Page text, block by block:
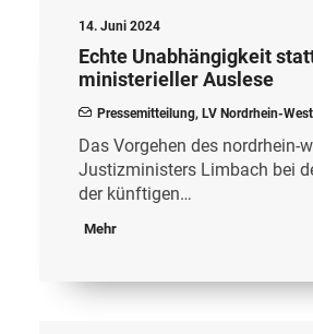
14. Juni 2024
Echte Unabhängigkeit
ministerieller Auslese
Pressemitteilung, LV Nordrhein-
Das Vorgehen des nordrhein-
Justizministers Limbach bei
der künftigen…
Mehr